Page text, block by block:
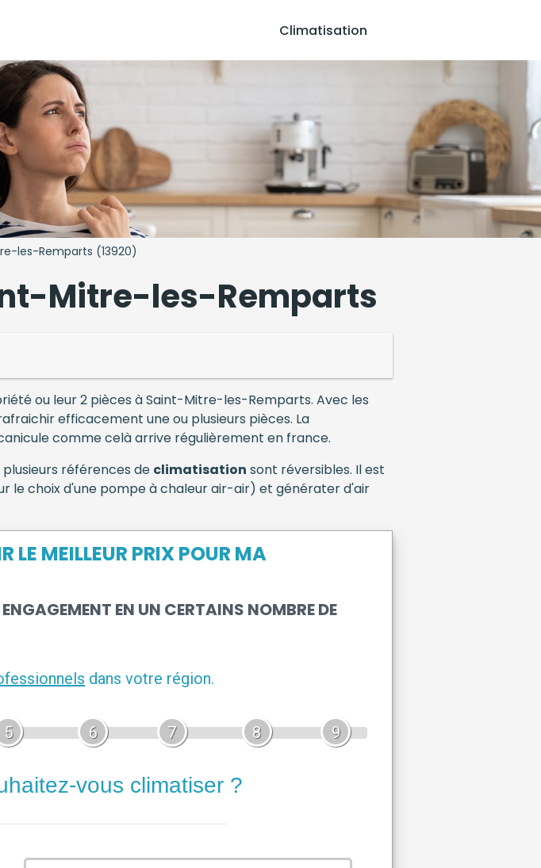
Climatisation
les-Remparts (13920)
Mitre-les-Remparts
ou leur 2 pièces à Saint-Mitre-les-Remparts. Avec les
efficacement une ou plusieurs pièces. La
comme celà arrive régulièrement en france.
références de climatisation sont réversibles. Il est
le choix d'une pompe à chaleur air-air) et générater d'air
LE MEILLEUR PRIX POUR MA
EN UN CERTAINS NOMBRE DE
dans votre région.
5 6 7 8 9
vous climatiser ?